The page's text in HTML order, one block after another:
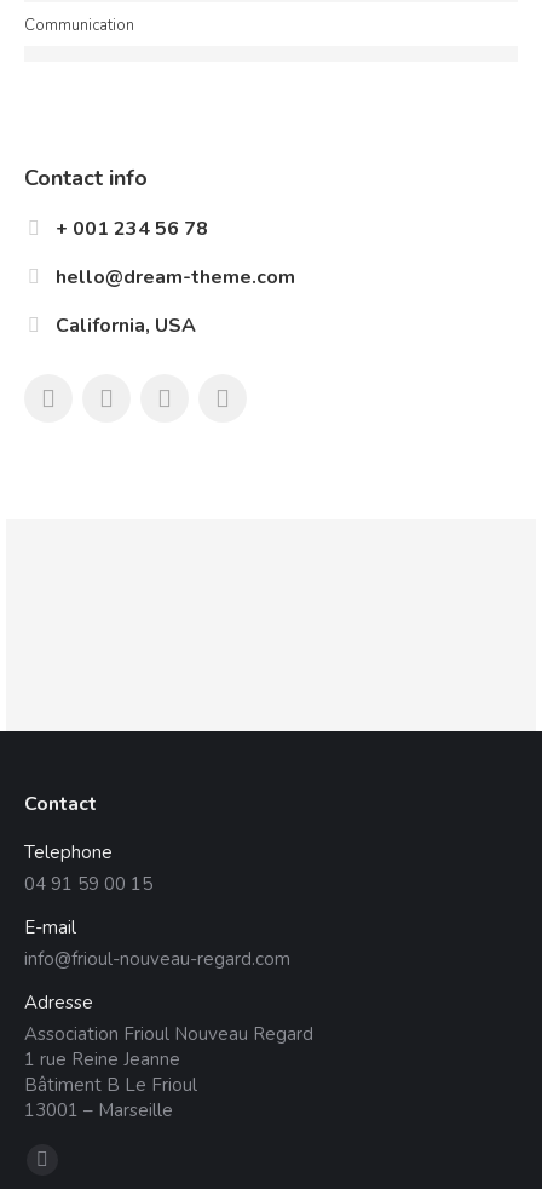
Communication
Contact info
+ 001 234 56 78
hello@dream-theme.com
California, USA
Contact
Telephone
04 91 59 00 15
E-mail
info@frioul-nouveau-regard.com
Adresse
Association Frioul Nouveau Regard
1 rue Reine Jeanne
Bâtiment B Le Frioul
13001 – Marseille
Trouvez nous sur :
La